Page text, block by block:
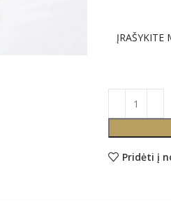
ĮRAŠYKITE
Pridėti į